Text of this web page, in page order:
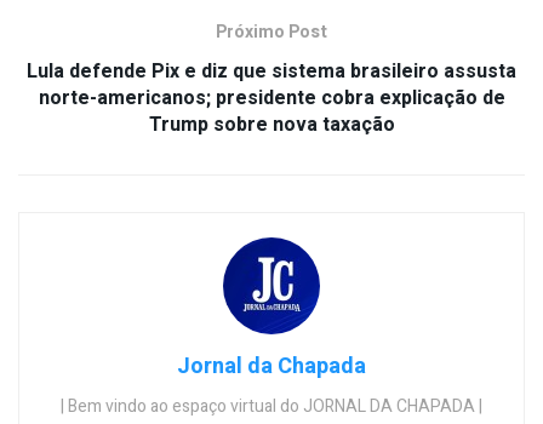
Próximo Post
Lula defende Pix e diz que sistema brasileiro assusta
norte-americanos; presidente cobra explicação de
Trump sobre nova taxação
Jornal da Chapada
| Bem vindo ao espaço virtual do JORNAL DA CHAPADA |